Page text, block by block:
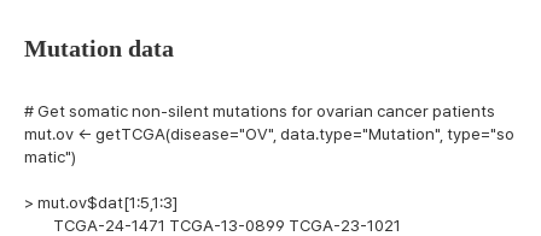
Mutation data
# Get somatic non-silent mutations for ovarian cancer patients
mut.ov <- getTCGA(disease="OV", data.type="Mutation", type="so
matic")
> mut.ov$dat[1:5,1:3]
TCGA-24-1471 TCGA-13-0899 TCGA-23-1021